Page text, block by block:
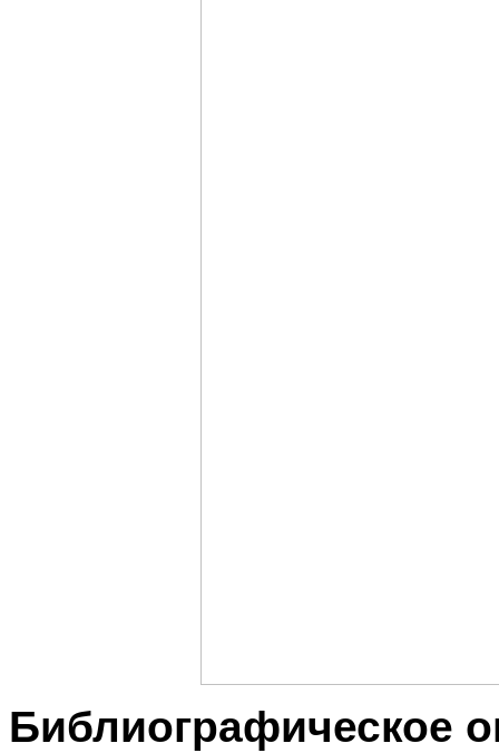
Библиографическое